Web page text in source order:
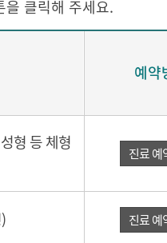
클릭해 주세요.
예약
형 등 체형
진료 예
진료 예